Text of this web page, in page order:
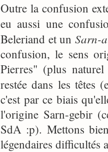
Outre la confusion
eu aussi une
Beleriand et un Sarn-
confusion, le sens
Pierres" (plus
restée dans les têtes
c'est par ce biais
l'origine Sarn-gebir
SdA :p). Mettons
légendaires difficultés